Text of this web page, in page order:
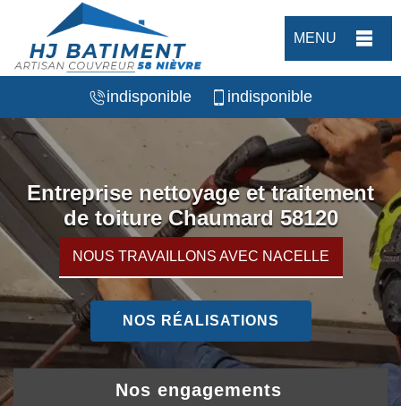
MENU
indisponible indisponible
Entreprise nettoyage et traitement
de toiture Chaumard 58120
NOUS TRAVAILLONS AVEC NACELLE
NOS RÉALISATIONS
Nos engagements